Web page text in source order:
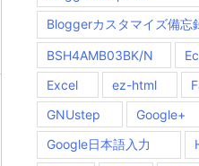
Bloggerカスタマイズ備忘
BSH4AMB03BK/N
Excel
ez-html
GNUstep
Google+
Google日本語入力